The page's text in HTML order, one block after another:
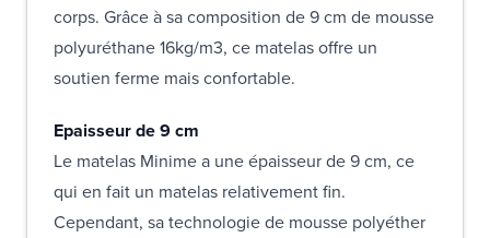
corps. Grâce à sa composition de 9 cm de mousse
polyuréthane 16kg/m3, ce matelas offre un
soutien ferme mais confortable.
Epaisseur de 9 cm
Le matelas Minime a une épaisseur de 9 cm, ce
qui en fait un matelas relativement fin.
Cependant, sa technologie de mousse polyéther